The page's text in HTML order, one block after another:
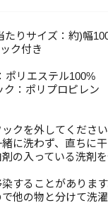
たりサイズ：約)幅
ク付き
ポリエステル100%
ク：ポリプロピレン
クを外してください
に洗わず、直ちに干
の入っている洗剤
することがあります
他の物と分けて洗濯